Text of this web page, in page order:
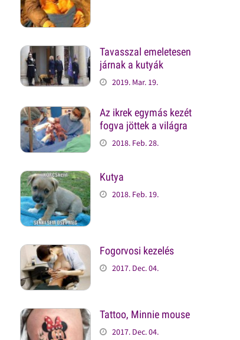
Tavasszal emeletesen
járnak a kutyák
2019. Mar. 19.
Az ikrek egymás kezét
fogva jöttek a világra
2018. Feb. 28.
Kutya
2018. Feb. 19.
Fogorvosi kezelés
2017. Dec. 04.
Tattoo, Minnie mouse
2017. Dec. 04.